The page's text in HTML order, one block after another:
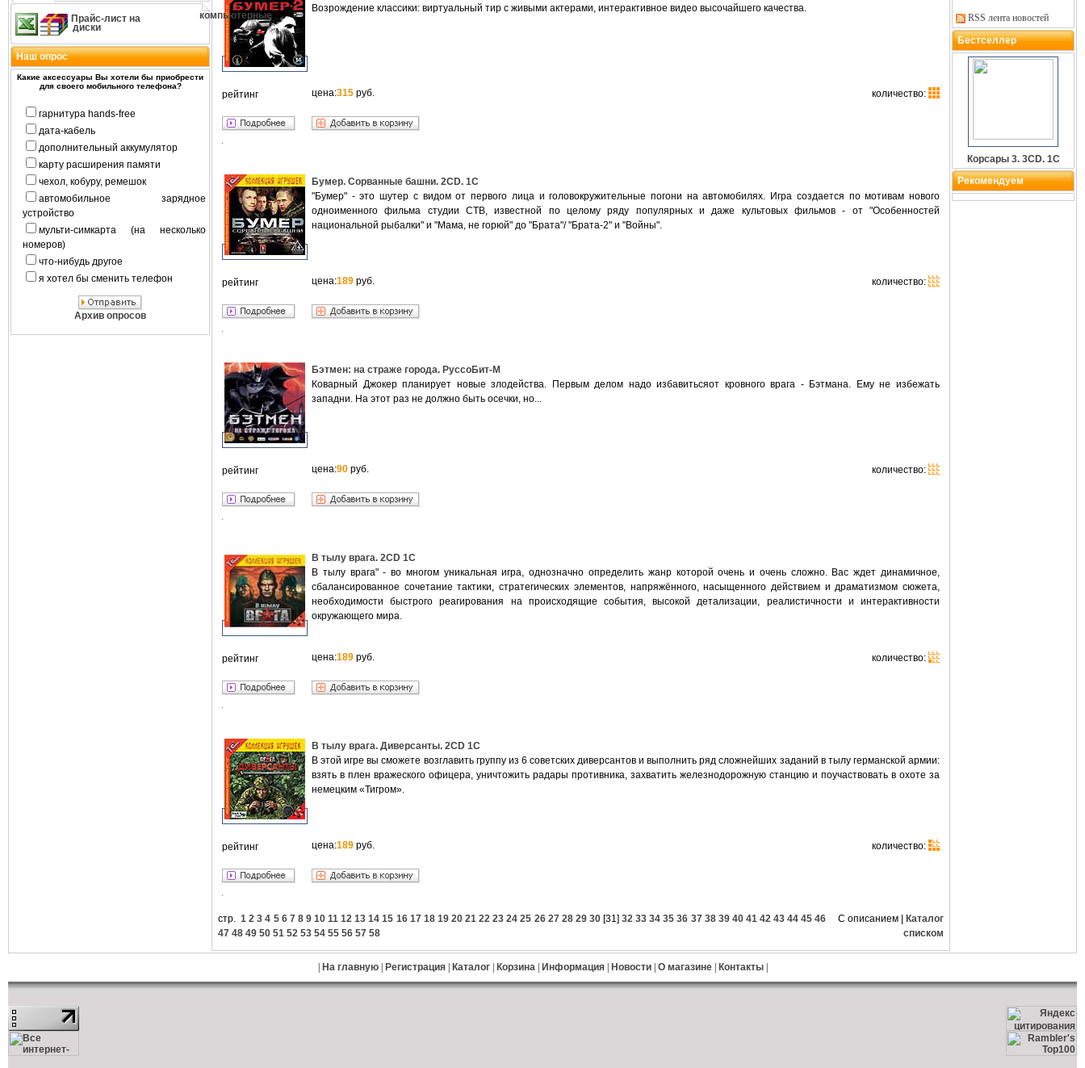
Прайс-лист на
компьютерные
диски
Наш опрос
Какие аксессуары Вы хотели бы приобрести
для своего мобильного телефона?
гарнитура hands-free
дата-кабель
дополнительный аккумулятор
карту расширения памяти
чехол, кобуру, ремешок
автомобильное зарядное
устройство
мульти-симкарта (на несколько
номеров)
что-нибудь другое
я хотел бы сменить телефон
Архив опросов
Возрождение классики: виртуальный тир с живыми актерами, интерактивное видео высочайшего качества.
рейтинг цена:315 руб. количество:
Бумер. Сорванные башни. 2CD. 1C
"Бумер" - это шутер с видом от первого лица и головокружительные погони на автомобилях. Игра создается по мотивам нового
одноименного фильма студии СТВ, известной по целому ряду популярных и даже культовых фильмов - от "Особенностей
национальной рыбалки" и "Мама, не горюй" до "Брата"/ "Брата-2" и "Войны".
рейтинг цена:189 руб. количество:
Бэтмен: на страже города. РуссоБит-М
Коварный Джокер планирует новые злодейства. Первым делом надо избавитьсяот кровного врага - Бэтмана. Ему не избежать
западни. На этот раз не должно быть осечки, но...
рейтинг цена:90 руб. количество:
В тылу врага. 2CD 1С
В тылу врага" - во многом уникальная игра, однозначно определить жанр которой очень и очень сложно. Вас ждет динамичное,
сбалансированное сочетание тактики, стратегических элементов, напряжённого, насыщенного действием и драматизмом сюжета,
необходимости быстрого реагирования на происходящие события, высокой детализации, реалистичности и интерактивности
окружающего мира.
рейтинг цена:189 руб. количество:
В тылу врага. Диверсанты. 2CD 1С
В этой игре вы сможете возглавить группу из 6 советских диверсантов и выполнить ряд сложнейших заданий в тылу германской армии:
взять в плен вражеского офицера, уничтожить радары противника, захватить железнодорожную станцию и поучаствовать в охоте за
немецким «Тигром».
рейтинг цена:189 руб. количество:
стр.1 2 3 4 5 6 7 8 9 10 11 12 13 14 15 16 17 18 19 20 21 22 23 24 25 26 27 28 29 30[31]32 33 34 35 36 37 38 39 40 41 42 43 44 45 46
47 48 49 50 51 52 53 54 55 56 57 58
С описанием
Каталог
списком
RSS лента новостей
Бестселлер
Корсары 3. 3CD. 1С
Рекомендуем
На главную| Регистрация| Каталог| Корзина| Информация| Новости| О магазине| Контакты|